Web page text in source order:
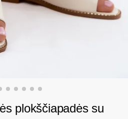
plokščiapadės su